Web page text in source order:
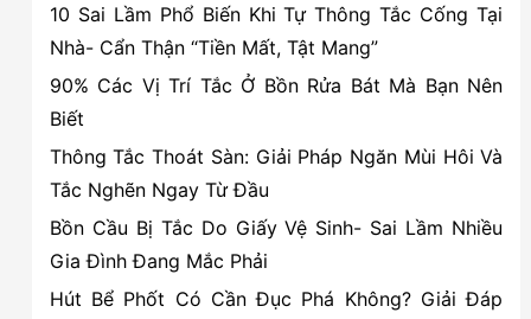
tại
Hồng
Bàng,
Hải
Phòng
10 Sai Lầm Phổ Biến Khi Tự Thông Tắc Cống Tại
Nhà- Cẩn Thận “Tiền Mất, Tật Mang”
90% Các Vị Trí Tắc Ở Bồn Rửa Bát Mà Bạn Nên
Biết
Thông Tắc Thoát Sàn: Giải Pháp Ngăn Mùi Hôi Và
Tắc Nghẽn Ngay Từ Đầu
Bồn Cầu Bị Tắc Do Giấy Vệ Sinh- Sai Lầm Nhiều
Gia Đình Đang Mắc Phải
Hút Bể Phốt Có Cần Đục Phá Không? Giải Đáp